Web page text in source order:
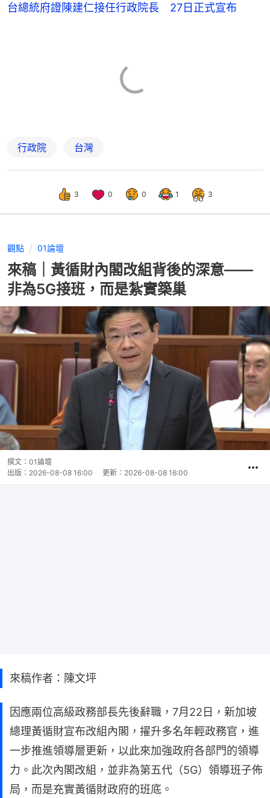
台總統府證陳建仁接任行政院長 27日正式宣布
行政院 台灣
3 0 0 1 3
觀點 01論壇
來稿｜黃循財內閣改組背後的深意——
非為5G接班，而是紮實築巢
撰文： 01論壇
出版： 2026-08-08 16:00 更新： 2026-08-08 16:00
來稿作者：陳文坪
因應兩位高級政務部長先後辭職，7月22日，新加坡
總理黃循財宣布改組內閣，擢升多名年輕政務官，進
一步推進領導層更新，以此來加強政府各部門的領導
力。此次內閣改組，並非為第五代（5G）領導班子佈
局，而是充實黃循財政府的班底。